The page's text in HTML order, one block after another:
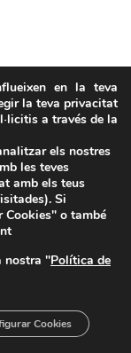
en la teva
la teva privacitat
a través de la
els nostres
les teves
amb els teus
Si
Cookies" o també
nostra "Política de
Cookies